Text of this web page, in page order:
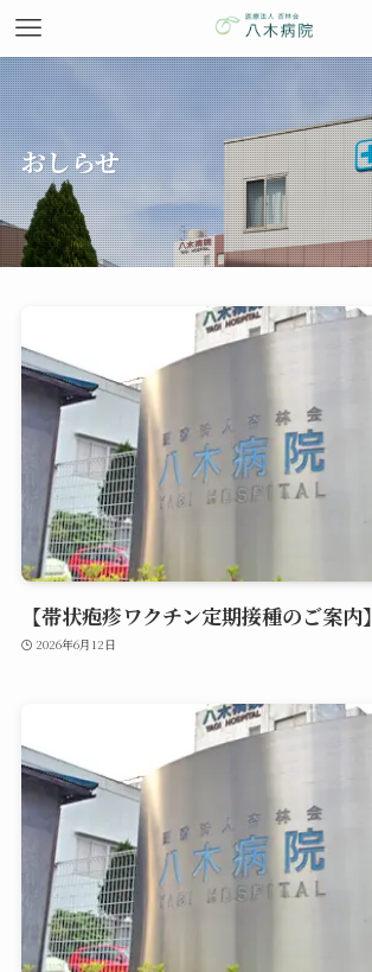
おしらせ
【帯状疱疹ワクチン定期接種のご案内】
2026年6月12日